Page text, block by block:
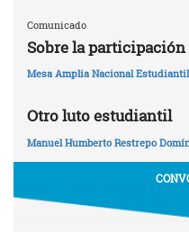
Comunicado
Sobre la
Mesa Amplia Nacional
Otro luto estudiantil
Manuel Humberto Restrepo